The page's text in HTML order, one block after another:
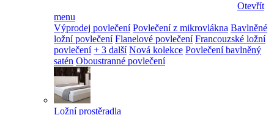
Otevřít
menu
Výprodej povlečení Povlečení z mikrovlákna Bavlněné
ložní povlečení Flanelové povlečení Francouzské ložní
povlečení + 3 další Nová kolekce Povlečení bavlněný
satén Oboustranné povlečení
Ložní prostěradla